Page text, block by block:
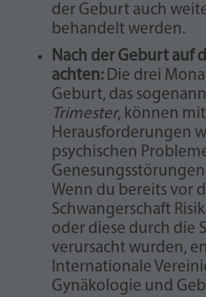
der Geburt auch
behandelt werden.
Nach der Geburt auf
achten: Die drei
Geburt, das
Trimester, können
Herausforderungen
psychischen
Wenn du bereits vor
Schwangerschaft
oder diese durch die
verursacht wurden,
Internationale
Gynäkologie und